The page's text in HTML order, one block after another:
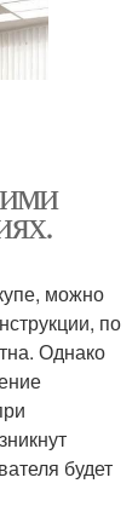
можно
по
Однако
будет